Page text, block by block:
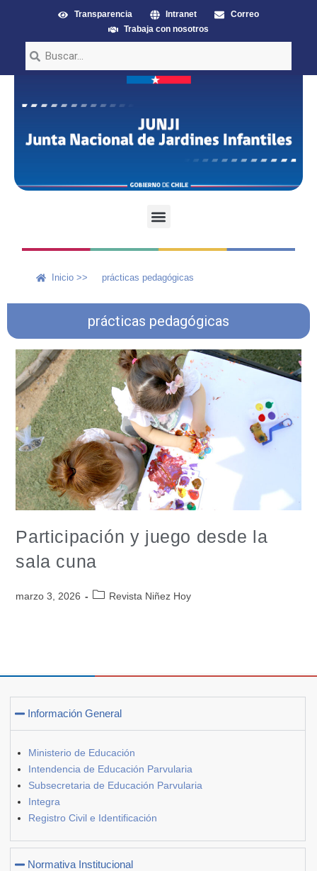
Transparencia Intranet
Correo
Trabaja con nosotros
Inicio >> prácticas pedagógicas
prácticas pedagógicas
Participación y juego desde la
sala cuna
marzo 3, 2026 Revista Niñez Hoy
Información General
Ministerio de Educación
Intendencia de Educación Parvularia
Subsecretaria de Educación Parvularia
Integra
Registro Civil e Identificación
Normativa Institucional